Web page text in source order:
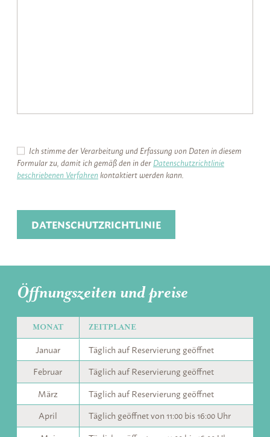
Ich stimme der Verarbeitung und Erfassung von Daten in diesem
Formular zu, damit ich gemäß den in derDatenschutzrichtlinie
beschriebenen Verfahrenkontaktiert werden kann.
Öffnungszeiten und preise
MONAT ZEITPLANE
Januar
Täglich auf Reservierung geöffnet
Februar
Täglich auf Reservierung geöffnet
März
Täglich auf Reservierung geöffnet
April
Täglich geöffnet von 11:00 bis 16:00 Uhr